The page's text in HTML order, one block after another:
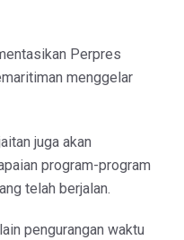
Perpres
menggelar
juga akan
program-program
telah berjalan.
pengurangan waktu